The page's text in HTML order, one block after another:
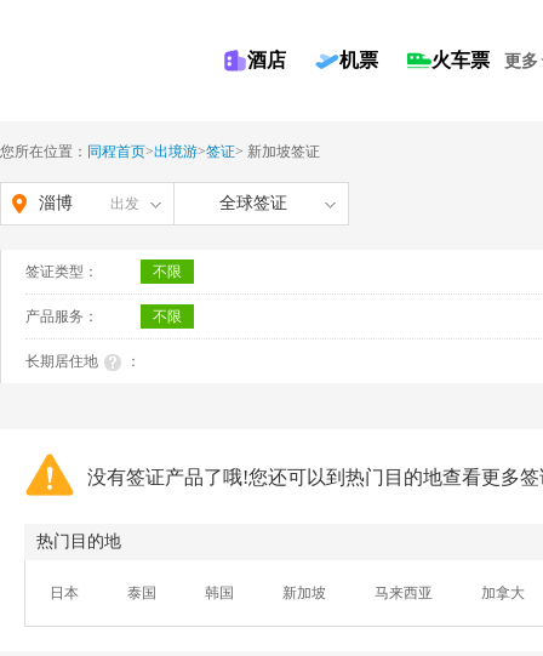
酒店 机票 火车票 更多
您所在位置： 同程首页>出境游>签证> 新加坡签证
淄博 出发 全球签证
签证类型： 不限
产品服务： 不限
长期居住地 ：
没有签证产品了哦!您还可以到热门目的地查看更多
热门目的地
日本 泰国 韩国 新加坡 马来西亚 加拿大